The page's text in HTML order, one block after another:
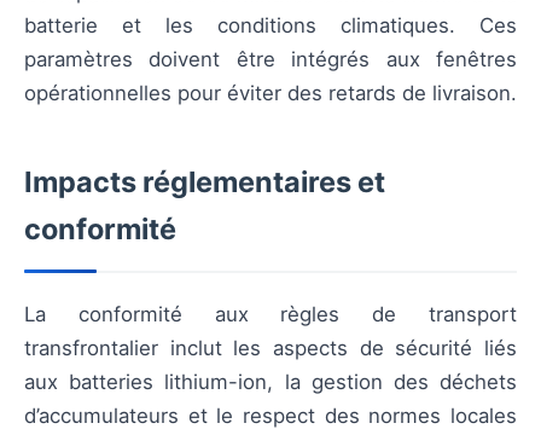
batterie et les conditions climatiques. Ces
paramètres doivent être intégrés aux fenêtres
opérationnelles pour éviter des retards de livraison.
Impacts réglementaires et
conformité
La conformité aux règles de transport
transfrontalier inclut les aspects de sécurité liés
aux batteries lithium-ion, la gestion des déchets
d’accumulateurs et le respect des normes locales